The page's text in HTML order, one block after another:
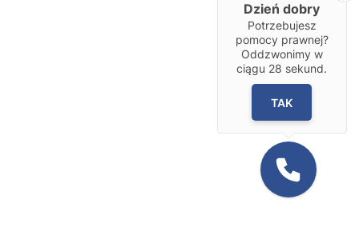
Dzień dobry
Potrzebujesz
pomocy prawnej?
Oddzwonimy w
ciągu 28 sekund.
TAK